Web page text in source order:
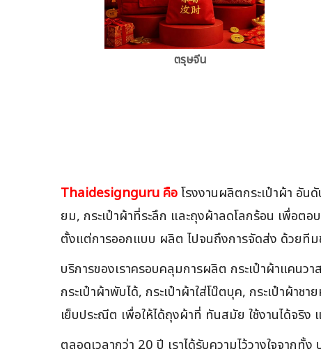
ตรุษจีน
Thaidesignguru คือโรงงานผลิตกระเป๋าผ้า อั
ยม, กระเป๋าผ้าที่ระลึก และถุงผ้าลดโลกร้อน เพื่อต
ตั้งแต่การออกแบบ ผลิต ไปจนถึงการจัดส่ง ด้วยที
บริการของเราครอบคลุมการผลิต กระเป๋าผ้าแคนว
กระเป๋าผ้าพับได้, กระเป๋าผ้าใส่โน๊ตบุค, กระเป๋าผ้
เย็บประณีต เพื่อให้ได้ถุงผ้าที่ ทันสมัย ใช้งานได้จริ
ตลอดเวลากว่า 20 ปี เราได้รับความไว้วางใจจาก